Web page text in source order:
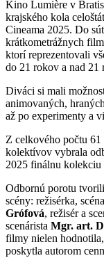
Kino Lumière v
krajského kola
Cineama 2025. Do
krátkometrážnych
ktorí reprezentovali
do 21 rokov a nad 21
Diváci si mali
animovaných,
až po experimenty a
Z celkového počtu
kolektívov vybrala
2025 finálnu kolekciu
Odbornú porotu
scény: režisérka,
Grófová, režisér a
scenárista Mgr. art.
filmy nielen
poskytla autorom